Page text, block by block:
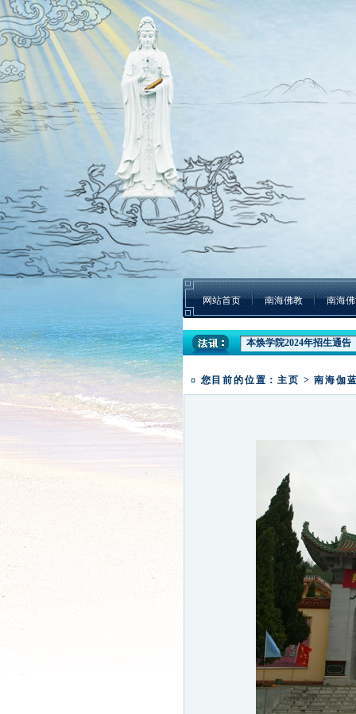
网站首页 南海佛教 南海
本焕学院2024年招生通告
一粥一香甜 一年一团圆|
盛世钟鸣 祈福五洲|深圳
¤ 您目前的位置：主页 >南海伽